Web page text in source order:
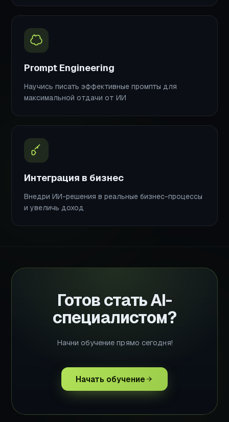
Prompt Engineering
Научись писать эффективные промпты для
максимальной отдачи от ИИ
Интеграция в бизнес
Внедри ИИ-решения в реальные бизнес-процессы
и увеличь доход
Готов стать AI-
специалистом?
Начни обучение прямо сегодня!
Начать обучение